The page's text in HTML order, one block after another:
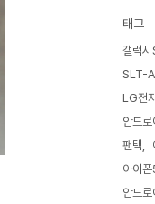
태그
갤럭
SLT-
LG전
안드로
팬택
아이
안드로